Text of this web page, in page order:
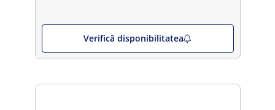
Verifică disponibilitatea